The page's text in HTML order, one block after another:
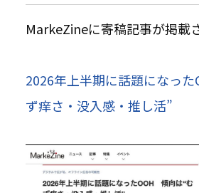
MarkeZineに寄稿記事が掲載
2026年上半期に話題になっ
ず痒さ・没入感・推し活”